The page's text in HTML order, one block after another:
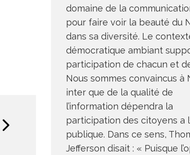
domaine de la
pour faire voir la beauté du
dans sa diversité. Le
démocratique ambiant
participation de chacun et
Nous sommes convaincus à
inter que de la qualité de
l’information dépendra la
participation des citoyens a
publique. Dans ce sens,
Jefferson disait : « Puisque